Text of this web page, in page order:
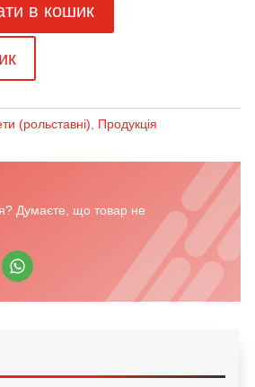
в кошик
(рольставні) Продукція
Думаєте, що товар не